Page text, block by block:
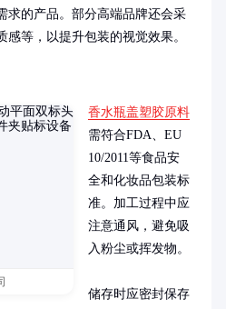
求的产品。部分高端品牌还会采
等，以提升包装的视觉效果。
香水瓶盖塑胶原料
需符合FDA、EU
10/2011等食品安
全和化妆品包装标
准。加工过程中应
注意通风，避免吸
入粉尘或挥发物。
储存时应密封保存